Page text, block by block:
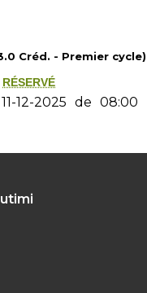
Créd. - Premier cycle)
RÉSERVÉ
11-12-2025 de 08:00